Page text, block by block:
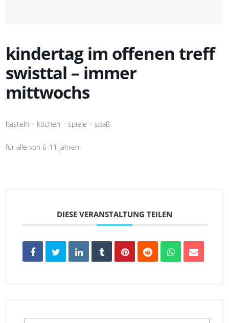
kindertag im offenen treff
swisttal – immer
mittwochs
basteln – kochen – spiele – spaß
für alle von 6-11 jahren
DIESE VERANSTALTUNG TEILEN